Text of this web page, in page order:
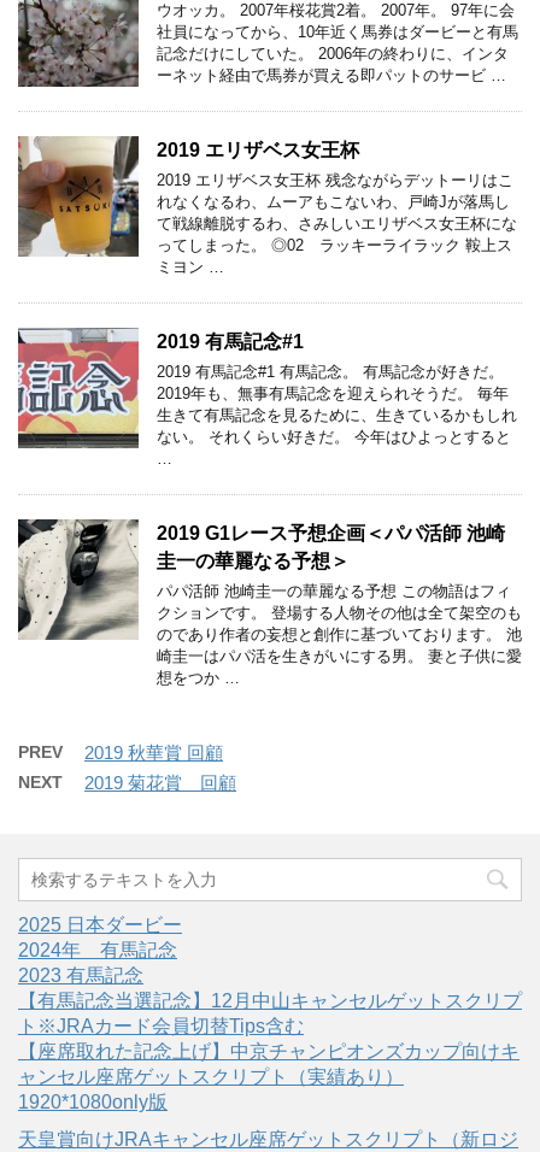
ウオッカ。 2007年桜花賞2着。 2007年。 97年に会
社員になってから、10年近く馬券はダービーと有馬
記念だけにしていた。 2006年の終わりに、インタ
ーネット経由で馬券が買える即パットのサービ …
2019 エリザベス女王杯
2019 エリザベス女王杯 残念ながらデットーリはこ
れなくなるわ、ムーアもこないわ、戸崎Jが落馬し
て戦線離脱するわ、さみしいエリザベス女王杯にな
ってしまった。 ◎02 ラッキーライラック 鞍上ス
ミヨン …
2019 有馬記念#1
2019 有馬記念#1 有馬記念。 有馬記念が好きだ。
2019年も、無事有馬記念を迎えられそうだ。 毎年
生きて有馬記念を見るために、生きているかもしれ
ない。 それくらい好きだ。 今年はひよっとすると
…
2019 G1レース予想企画＜パパ活師 池崎
圭一の華麗なる予想＞
パパ活師 池崎圭一の華麗なる予想 この物語はフィ
クションです。 登場する人物その他は全て架空のも
のであり作者の妄想と創作に基づいております。 池
崎圭一はパパ活を生きがいにする男。 妻と子供に愛
想をつか …
PREV 2019 秋華賞 回顧
NEXT 2019 菊花賞 回顧
2025 日本ダービー
2024年 有馬記念
2023 有馬記念
【有馬記念当選記念】12月中山キャンセルゲットスクリプ
ト※JRAカード会員切替Tips含む
【座席取れた記念上げ】中京チャンピオンズカップ向けキ
ャンセル座席ゲットスクリプト（実績あり）
1920*1080only版
天皇賞向けJRAキャンセル座席ゲットスクリプト（新ロジ